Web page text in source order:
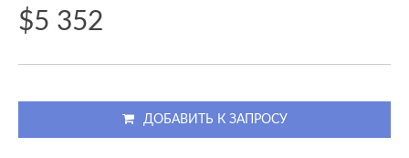
$5 352
ДОБАВИТЬ К ЗАПРОСУ